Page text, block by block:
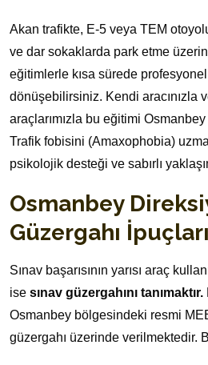
Akan trafikte, E-5 veya TEM
ve dar sokaklarda park etme
eğitimlerle kısa sürede
dönüşebilirsiniz. Kendi aracınızla
araçlarımızla bu eğitimi
Trafik fobisini (Amaxophobia)
psikolojik desteği ve sabırlı
Osmanbey
Güzergahı İpuçları
Sınav başarısının yarısı araç
ise sınav güzergahını tanımaktır.
Osmanbey bölgesindeki resmi
güzergahı üzerinde verilmektedir.